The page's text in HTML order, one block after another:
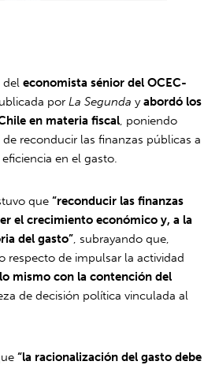
deleconomista sénior del OCEC-
por La Segunda yabordó los
en materia fiscal , poniendo
reconducir las finanzas públicas a
en el gasto.
que“reconducir las finanzas
el crecimiento económico y, a la
del gasto” , subrayando que,
respecto de impulsar la actividad
mismo con la contención del
de decisión política vinculada al
“la racionalización del gasto debe